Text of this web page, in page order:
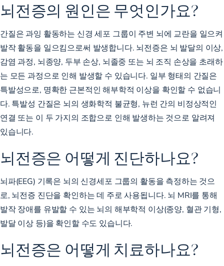
뇌전증의 원인은 무엇인가요?
간질은 과잉 활동하는 신경 세포 그룹이 주변 뇌에 교란을 일으켜
발작 활동을 일으킴으로써 발생합니다. 뇌전증은 뇌 발달의 이상,
감염 과정, 뇌종양, 두부 손상, 뇌졸중 또는 뇌 조직 손상을 초래하
는 모든 과정으로 인해 발생할 수 있습니다. 일부 형태의 간질은
특발성으로, 명확한 근본적인 해부학적 이상을 확인할 수 없습니
다. 특발성 간질은 뇌의 생화학적 불균형, 뉴런 간의 비정상적인
연결 또는 이 두 가지의 조합으로 인해 발생하는 것으로 알려져
있습니다.
뇌전증은 어떻게 진단하나요?
뇌파(EEG) 기록은 뇌의 신경세포 그룹의 활동을 측정하는 것으
로, 뇌전증 진단을 확인하는 데 주로 사용됩니다. 뇌 MRI를 통해
발작 장애를 유발할 수 있는 뇌의 해부학적 이상(종양, 혈관 기형,
발달 이상 등)을 확인할 수도 있습니다.
뇌전증은 어떻게 치료하나요?